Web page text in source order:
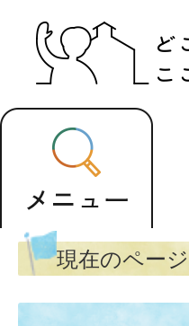
現在のページ